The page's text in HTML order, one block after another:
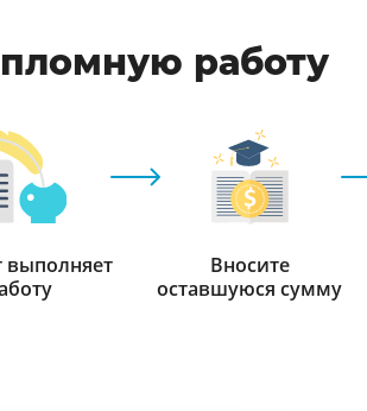
работу
выполняет
Вносите
оставшуюся сумму